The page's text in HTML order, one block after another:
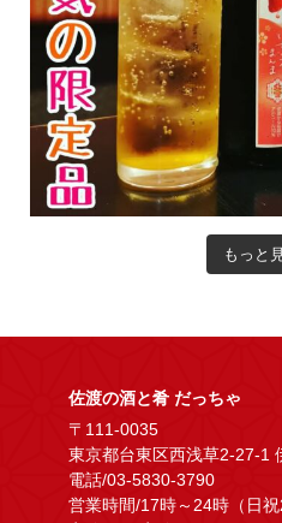
もっと
佐渡の酒と肴 だっちゃ
〒111-0035
東京都台東区西浅草2-27-1
電話/03-5830-3790
営業時間/17時～24時（日祝